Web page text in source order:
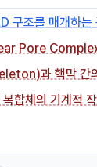
구조를 매개하
Pore
과 핵막 간
합체의 기계적